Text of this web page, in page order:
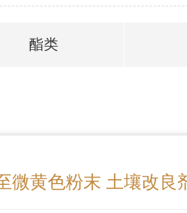
酯类
微黄色粉末 土壤改良